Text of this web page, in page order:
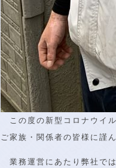
この度の新型コロナウイ
ご家族・関係者の皆様に謹
業務運営にあたり弊社で